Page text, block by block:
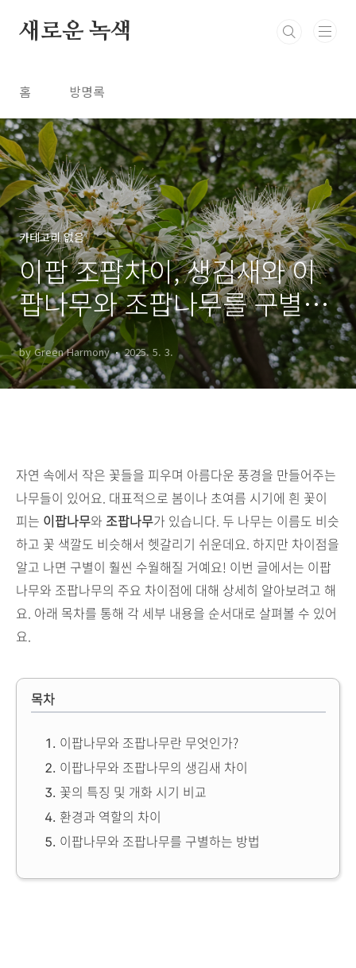
새로운 녹색
홈 방명록
카테고리 없음
이팝 조팝차이, 생김새와 이
팝나무와 조팝나무를 구별하
는 방법
by Green Harmony 2025. 5. 3.
자연 속에서 작은 꽃들을 피우며 아름다운 풍경을 만들어주는
나무들이 있어요. 대표적으로 봄이나 초여름 시기에 흰 꽃이
피는 이팝나무와 조팝나무가 있습니다. 두 나무는 이름도 비슷
하고 꽃 색깔도 비슷해서 헷갈리기 쉬운데요. 하지만 차이점을
알고 나면 구별이 훨씬 수월해질 거예요! 이번 글에서는 이팝
나무와 조팝나무의 주요 차이점에 대해 상세히 알아보려고 해
요. 아래 목차를 통해 각 세부 내용을 순서대로 살펴볼 수 있어
요.
목차
이팝나무와 조팝나무란 무엇인가?
이팝나무와 조팝나무의 생김새 차이
꽃의 특징 및 개화 시기 비교
환경과 역할의 차이
이팝나무와 조팝나무를 구별하는 방법